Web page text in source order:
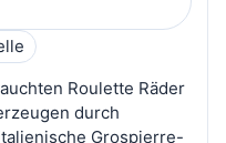
Roulette Räder
durch
Grospierre-